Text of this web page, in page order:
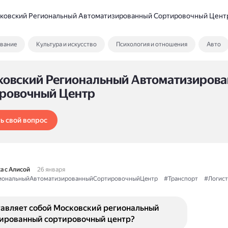
Региональный Автоматизированный Сортировочный
Культура и искусство Психология и отношения Авто
Региональный
Центр
свой вопрос
с Алисой
26 января
#Транспорт
собой Московский региональный
сортировочный центр?